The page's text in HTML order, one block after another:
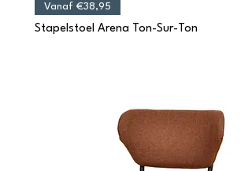
Vanaf €38,95
Stapelstoel Arena Ton-Sur-Ton